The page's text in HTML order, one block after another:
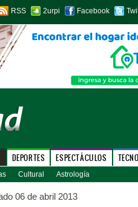
RSS 2urpi Facebook
DEPORTES ESPECTÁCULOS
Cultural Astrología
06 de abril 2013